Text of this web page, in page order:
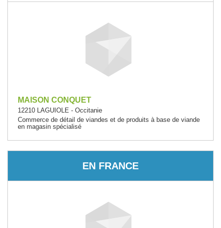
MAISON CONQUET
12210 LAGUIOLE - Occitanie
Commerce de détail de viandes et de produits à base de viande
en magasin spécialisé
EN FRANCE